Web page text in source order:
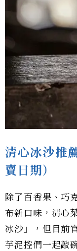
清心冰沙推
賣日期）
除了百香果、巧
布新口味，清心
冰沙」，但目前
芋泥控們一起敲